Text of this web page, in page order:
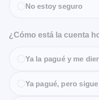
No estoy seguro
¿Cómo está la cuenta
Ya la pagué y me
Ya pagué, pero